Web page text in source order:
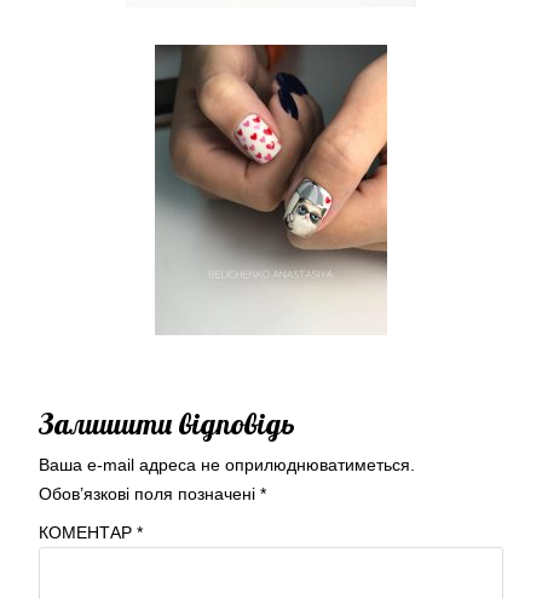
Залишити відповідь
Ваша e-mail адреса не оприлюднюватиметься.
Обов’язкові поля позначені *
КОМЕНТАР *